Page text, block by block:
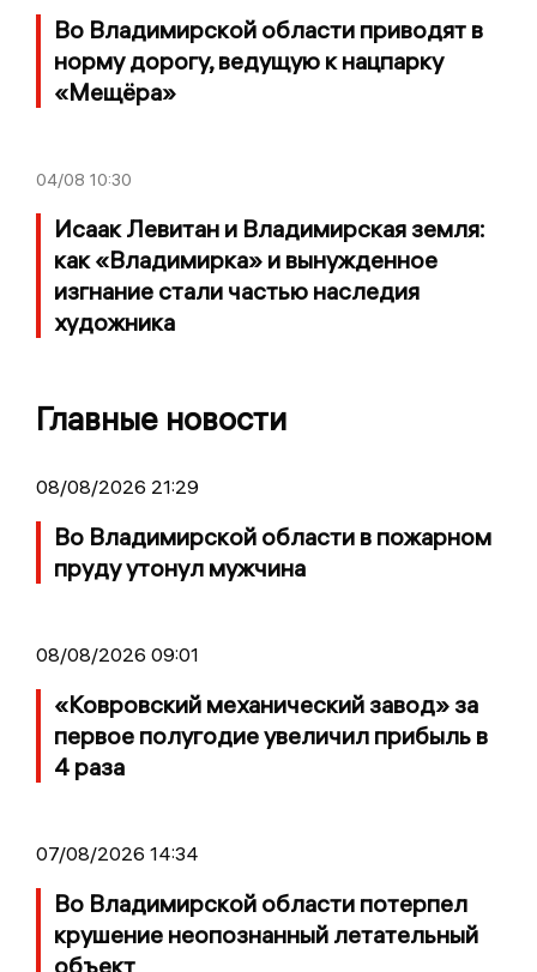
Во Владимирской области приводят в
норму дорогу, ведущую к нацпарку
«Мещёра»
04/08 10:30
Исаак Левитан и Владимирская земля:
как «Владимирка» и вынужденное
изгнание стали частью наследия
художника
Главные новости
08/08/2026 21:29
Во Владимирской области в пожарном
пруду утонул мужчина
08/08/2026 09:01
«Ковровский механический завод» за
первое полугодие увеличил прибыль в
4 раза
07/08/2026 14:34
Во Владимирской области потерпел
крушение неопознанный летательный
объект